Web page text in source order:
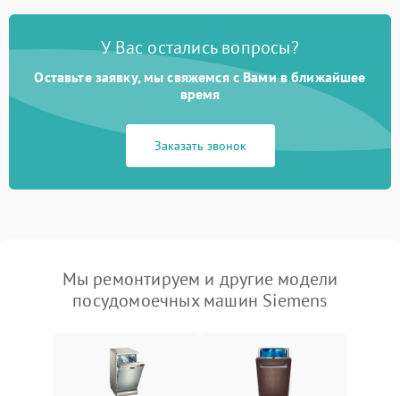
У Вас остались вопросы?
Оставьте заявку, мы свяжемся с Вами в ближайшее
время
Заказать звонок
Мы ремонтируем и другие модели
посудомоечных машин Siemens